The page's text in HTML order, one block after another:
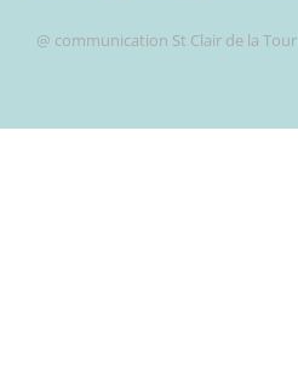
@ communication St Clair de la Tour